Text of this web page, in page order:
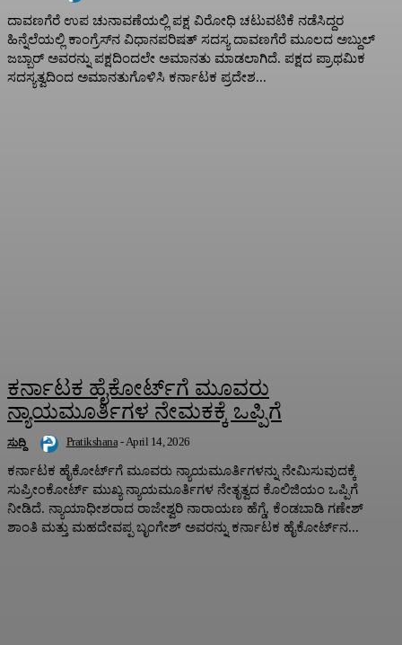
ದಾವಣಗೆರೆ ಉಪ ಚುನಾವಣೆಯಲ್ಲಿ ಪಕ್ಷ ವಿರೋಧಿ ಚಟುವಟಿಕೆ ನಡೆಸಿದ್ದರ
ಹಿನ್ನೆಲೆಯಲ್ಲಿ ಕಾಂಗ್ರೆಸ್‌ನ ವಿಧಾನಪರಿಷತ್‌ ಸದಸ್ಯ ದಾವಣಗೆರೆ ಮೂಲದ ಅಬ್ದುಲ್‌
ಜಬ್ಬಾರ್‌ ಅವರನ್ನು ಪಕ್ಷದಿಂದಲೇ ಅಮಾನತು ಮಾಡಲಾಗಿದೆ. ಪಕ್ಷದ ಪ್ರಾಥಮಿಕ
ಸದಸ್ಯತ್ವದಿಂದ ಅಮಾನತುಗೊಳಿಸಿ ಕರ್ನಾಟಕ ಪ್ರದೇಶ...
ಕರ್ನಾಟಕ ಹೈಕೋರ್ಟ್‌ಗೆ ಮೂವರು
ನ್ಯಾಯಮೂರ್ತಿಗಳ ನೇಮಕಕ್ಕೆ ಒಪ್ಪಿಗೆ
ಸುದ್ದಿ Pratikshana - April 14, 2026
ಕರ್ನಾಟಕ ಹೈಕೋರ್ಟ್‌ಗೆ ಮೂವರು ನ್ಯಾಯಮೂರ್ತಿಗಳನ್ನು ನೇಮಿಸುವುದಕ್ಕೆ
ಸುಪ್ರೀಂಕೋರ್ಟ್‌ ಮುಖ್ಯ ನ್ಯಾಯಮೂರ್ತಿಗಳ ನೇತೃತ್ವದ ಕೊಲಿಜಿಯಂ ಒಪ್ಪಿಗೆ
ನೀಡಿದೆ. ನ್ಯಾಯಾಧೀಶರಾದ ರಾಜೇಶ್ವರಿ ನಾರಾಯಣ ಹೆಗ್ಡೆ, ಕೆಂಡಬಾಡಿ ಗಣೇಶ್‌
ಶಾಂತಿ ಮತ್ತು ಮಹದೇವಪ್ಪ ಬೃಂಗೇಶ್‌ ಅವರನ್ನು ಕರ್ನಾಟಕ ಹೈಕೋರ್ಟ್‌ನ...